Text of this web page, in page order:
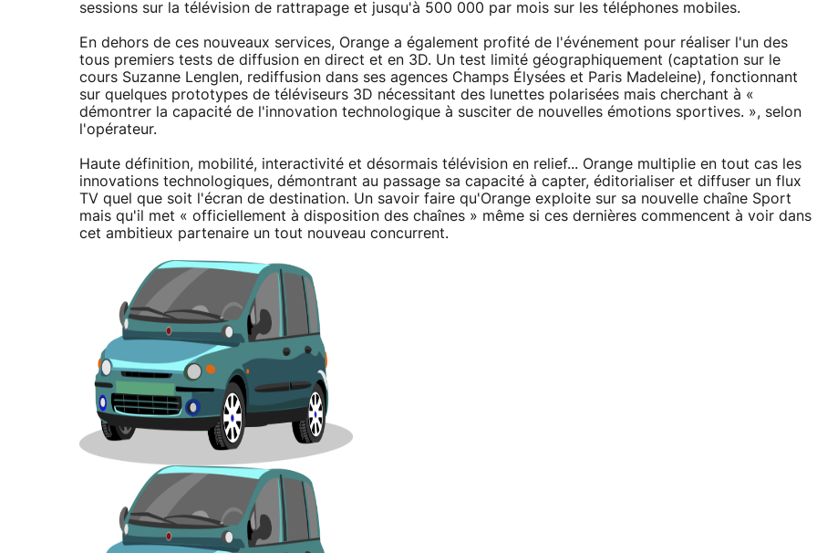
sessions sur la télévision de rattrapage et jusqu'à 500 000 par mois sur les téléphones mobiles.
En dehors de ces nouveaux services, Orange a également profité de l'événement pour réaliser l'un des
tous premiers tests de diffusion en direct et en 3D. Un test limité géographiquement (captation sur le
cours Suzanne Lenglen, rediffusion dans ses agences Champs Élysées et Paris Madeleine), fonctionnant
sur quelques prototypes de téléviseurs 3D nécessitant des lunettes polarisées mais cherchant à «
démontrer la capacité de l'innovation technologique à susciter de nouvelles émotions sportives. », selon
l'opérateur.
Haute définition, mobilité, interactivité et désormais télévision en relief... Orange multiplie en tout cas les
innovations technologiques, démontrant au passage sa capacité à capter, éditorialiser et diffuser un flux
TV quel que soit l'écran de destination. Un savoir faire qu'Orange exploite sur sa nouvelle chaîne Sport
mais qu'il met « officiellement à disposition des chaînes » même si ces dernières commencent à voir dans
cet ambitieux partenaire un tout nouveau concurrent.